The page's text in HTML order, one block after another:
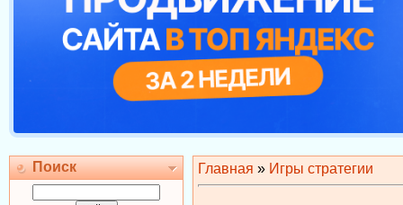
Поиск Главная » Игры стратегии